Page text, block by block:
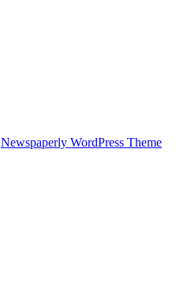
Newspaperly WordPress Theme